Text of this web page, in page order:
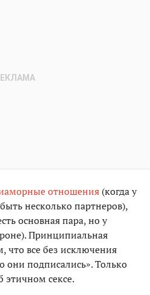
отношения (когда у
несколько партнеров),
основная пара, но у
Принципиальная
что все без исключения
они подписались». Только
этичном сексе.